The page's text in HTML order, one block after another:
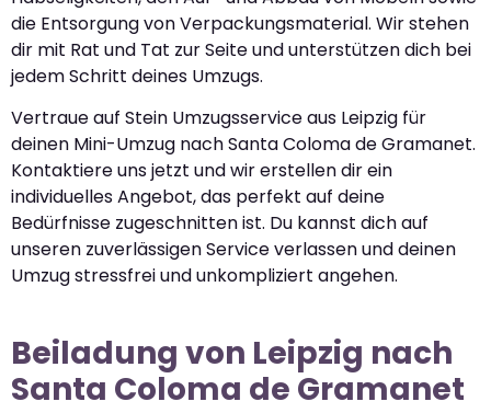
die Entsorgung von Verpackungsmaterial. Wir stehen
dir mit Rat und Tat zur Seite und unterstützen dich bei
jedem Schritt deines Umzugs.
Vertraue auf Stein Umzugsservice aus Leipzig für
deinen Mini-Umzug nach Santa Coloma de Gramanet.
Kontaktiere uns jetzt und wir erstellen dir ein
individuelles Angebot, das perfekt auf deine
Bedürfnisse zugeschnitten ist. Du kannst dich auf
unseren zuverlässigen Service verlassen und deinen
Umzug stressfrei und unkompliziert angehen.
Beiladung von Leipzig nach
Santa Coloma de Gramanet